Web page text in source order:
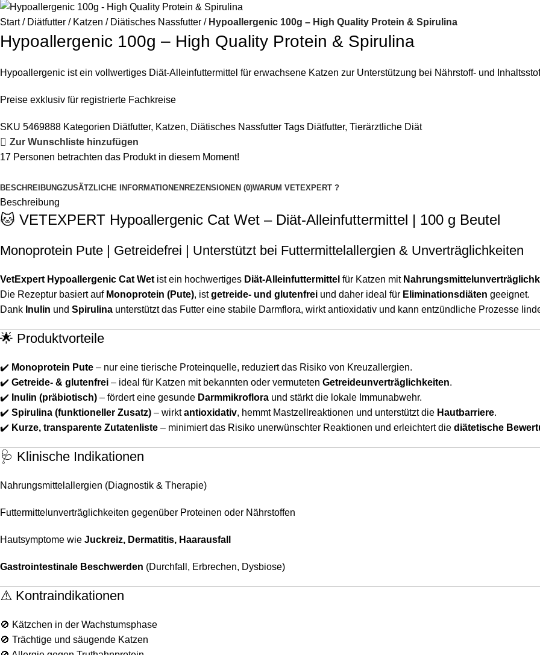
Start Diätfutter Katzen Diätisches Nassfutter Hypoallergenic 100g – High Quality Protein & Spirulina
Hypoallergenic 100g – High Quality Protein & Spirulina
Hypoallergenic ist ein vollwertiges Diät-Alleinfuttermittel für erwachsene Katzen zur Unterstützung bei Nährstoff- und
Preise exklusiv für registrierte Fachkreise
SKU 5469888 Kategorien Diätfutter, Katzen, Diätisches Nassfutter Tags Diätfutter, Tierärztliche Diät
Zur Wunschliste hinzufügen
17 Personen betrachten das Produkt in diesem Moment!
BESCHREIBUNGZUSÄTZLICHE INFORMATIONENREZENSIONEN (0)WARUM VETEXPERT ?
Beschreibung
🐱 VETEXPERT Hypoallergenic Cat Wet – Diät-Alleinfuttermittel | 100 g Beutel
Monoprotein Pute | Getreidefrei | Unterstützt bei Futtermittelallergien & Unverträglichkeiten
VetExpert Hypoallergenic Cat Wet ist ein hochwertiges Diät-Alleinfuttermittel für Katzen mit
Die Rezeptur basiert auf Monoprotein (Pute), istgetreide- und glutenfrei und daher ideal für Eliminationsdiäten geeignet.
Dank Inulin und Spirulina unterstützt das Futter eine stabile Darmflora, wirkt antioxidativ und kann entzündliche Prozesse
🌟 Produktvorteile
✔️ Monoprotein Pute – nur eine tierische Proteinquelle, reduziert das Risiko von Kreuzallergien.
✔️ Getreide- & glutenfrei – ideal für Katzen mit bekannten oder vermuteten Getreideunverträglichkeiten.
✔️ Inulin (präbiotisch) – fördert eine gesunde Darmmikroflora und stärkt die lokale Immunabwehr.
✔️ Spirulina (funktioneller Zusatz) – wirktantioxidativ, hemmt Mastzellreaktionen und unterstützt die Hautbarriere.
✔️ Kurze, transparente Zutatenliste – minimiert das Risiko unerwünschter Reaktionen und erleichtert die diätetische
🩺 Klinische Indikationen
Nahrungsmittelallergien (Diagnostik & Therapie)
Futtermittelunverträglichkeiten gegenüber Proteinen oder Nährstoffen
Hautsymptome wie Juckreiz, Dermatitis, Haarausfall
Gastrointestinale Beschwerden (Durchfall, Erbrechen, Dysbiose)
⚠️ Kontraindikationen
🚫 Kätzchen in der Wachstumsphase
🚫 Trächtige und säugende Katzen